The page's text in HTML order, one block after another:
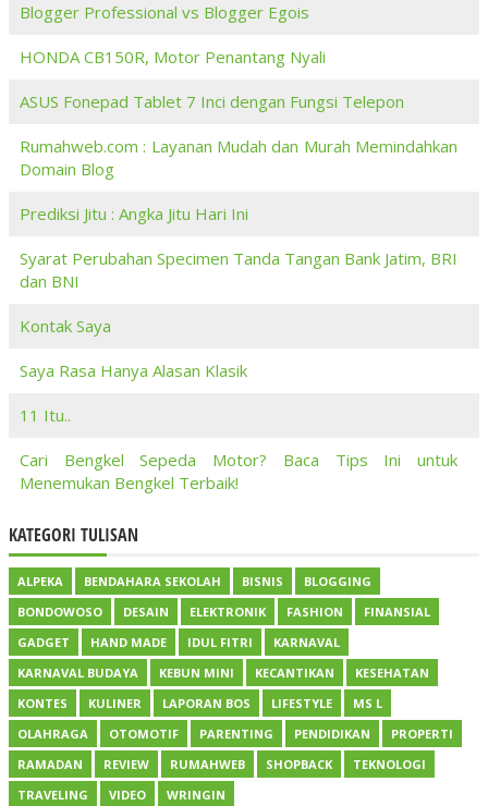
Blogger Professional vs Blogger Egois
HONDA CB150R, Motor Penantang Nyali
ASUS Fonepad Tablet 7 Inci dengan Fungsi Telepon
Rumahweb.com : Layanan Mudah dan Murah Memindahkan
Domain Blog
Prediksi Jitu : Angka Jitu Hari Ini
Syarat Perubahan Specimen Tanda Tangan Bank Jatim, BRI
dan BNI
Kontak Saya
Saya Rasa Hanya Alasan Klasik
11 Itu..
Cari Bengkel Sepeda Motor? Baca Tips Ini untuk
Menemukan Bengkel Terbaik!
KATEGORI TULISAN
ALPEKA BENDAHARA SEKOLAH BISNIS
BLOGGING
BONDOWOSO
DESAIN ELEKTRONIK FASHION
FINANSIAL
GADGET
HAND MADE IDUL FITRI
KARNAVAL
KARNAVAL BUDAYA
KEBUN MINI KECANTIKAN
KESEHATAN
KONTES
KULINER LAPORAN BOS LIFESTYLE
MS L
OLAHRAGA
OTOMOTIF PARENTING PENDIDIKAN
PROPERTI
RAMADAN
REVIEW RUMAHWEB SHOPBACK
TEKNOLOGI
TRAVELING
VIDEO WRINGIN